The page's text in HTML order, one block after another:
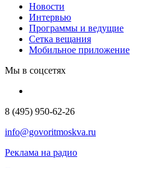
Новости
Интервью
Программы и ведущие
Сетка вещания
Мобильное приложение
Мы в соцсетях
8 (495) 950-62-26
info@govoritmoskva.ru
Реклама на радио